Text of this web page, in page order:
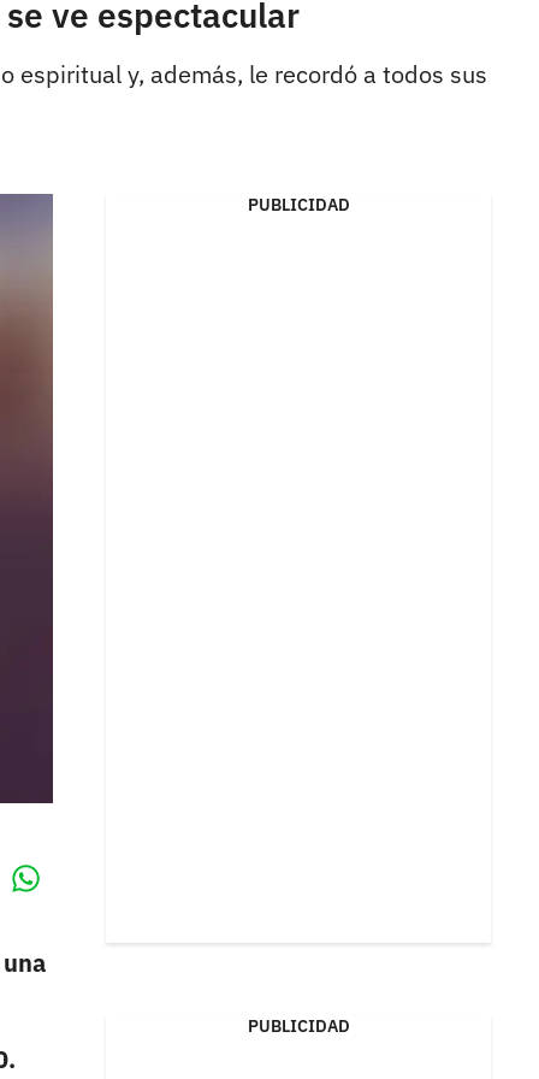
ve espectacular
espiritual y, además, le recordó a todos sus
PUBLICIDAD
PUBLICIDAD